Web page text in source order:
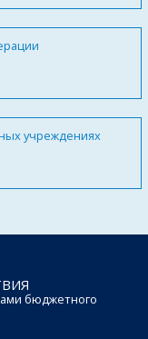
учреждениях
бюджетного